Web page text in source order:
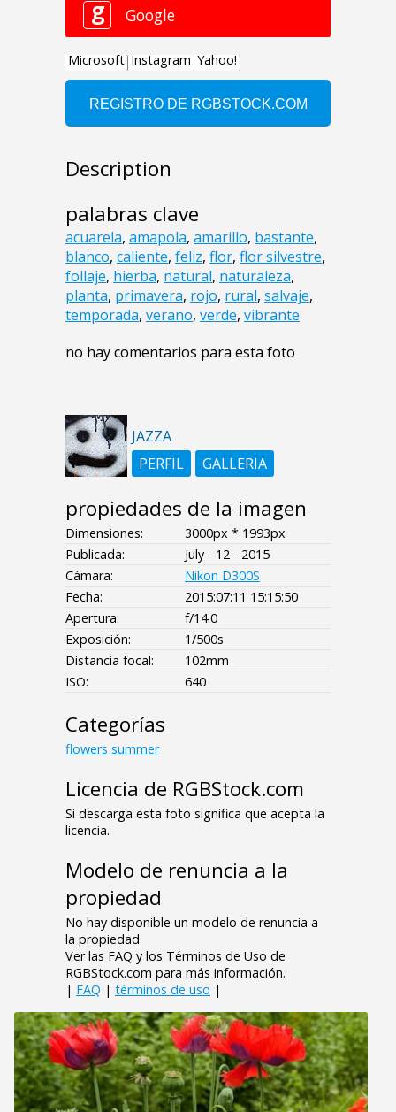
Description
palabras clave
acuarela, amapola, amarillo, bastante,
blanco, caliente, feliz, flor, flor silvestre,
follaje, hierba, natural, naturaleza,
planta, primavera, rojo, rural, salvaje,
temporada, verano, verde, vibrante
no hay comentarios para esta foto
JAZZA
PERFIL
GALLERIA
propiedades de la imagen
Dimensiones:
3000px * 1993px
Publicada:
July - 12 - 2015
Cámara:
Nikon D300S
Fecha:
2015:07:11 15:15:50
Apertura:
f/14.0
Exposición:
1/500s
Distancia focal:
102mm
ISO:
640
Categorías
flowers summer
Licencia de RGBStock.com
Si descarga esta foto significa que acepta la
licencia.
Modelo de renuncia a la
propiedad
No hay disponible un modelo de renuncia a
la propiedad
Ver las FAQ y los Términos de Uso de
RGBStock.com para más información.
| FAQ | términos de uso |